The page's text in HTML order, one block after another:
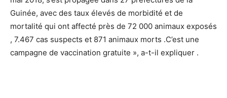
Guinée, avec des taux élevés de morbidité et de
mortalité qui ont affecté près de 72 000 animaux exposés
, 7.467 cas suspects et 871 animaux morts .C’est une
campagne de vaccination gratuite », a-t-il expliquer .